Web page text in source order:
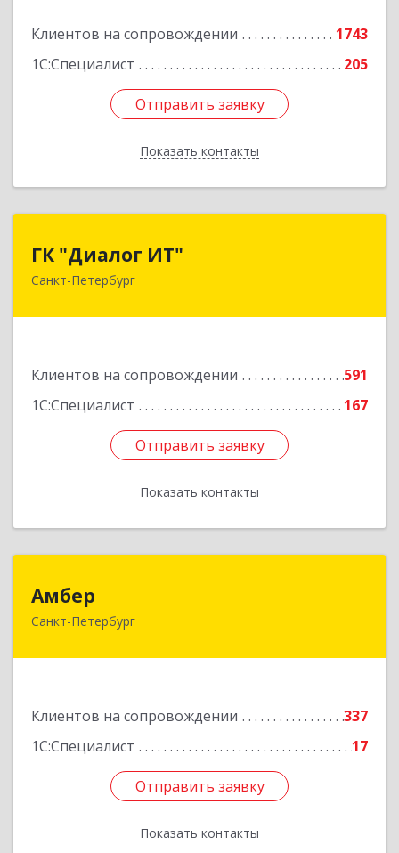
Клиентов на сопровождении
1743
1С:Специалист
205
Отправить заявку
Показать контакты
17часть, 44
Подробнее
Отправить заявку
Назад
ГК "Диалог ИТ"
Санкт-Петербург
Клиентов на сопровождении
591
1С:Специалист
167
Отправить заявку
Показать контакты
194100, Санкт-Петербург г, вн.тер.г.
Отправить заявку
Назад
Амбер
Санкт-Петербург
Клиентов на сопровождении
337
1С:Специалист
17
Отправить заявку
Показать контакты
191119, Санкт-Петербург г, Правды ул, дом №
Отправить заявку
Назад